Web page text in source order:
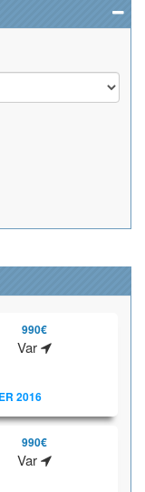
990€
Var
2016
990€
Var